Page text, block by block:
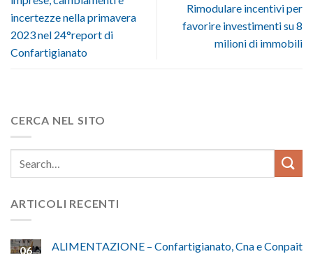
incertezze nella primavera
2023 nel 24°report di
Confartigianato
Rimodulare incentivi per
favorire investimenti su 8
milioni di immobili
CERCA NEL SITO
ARTICOLI RECENTI
06
ALIMENTAZIONE – Confartigianato, Cna e Conpait